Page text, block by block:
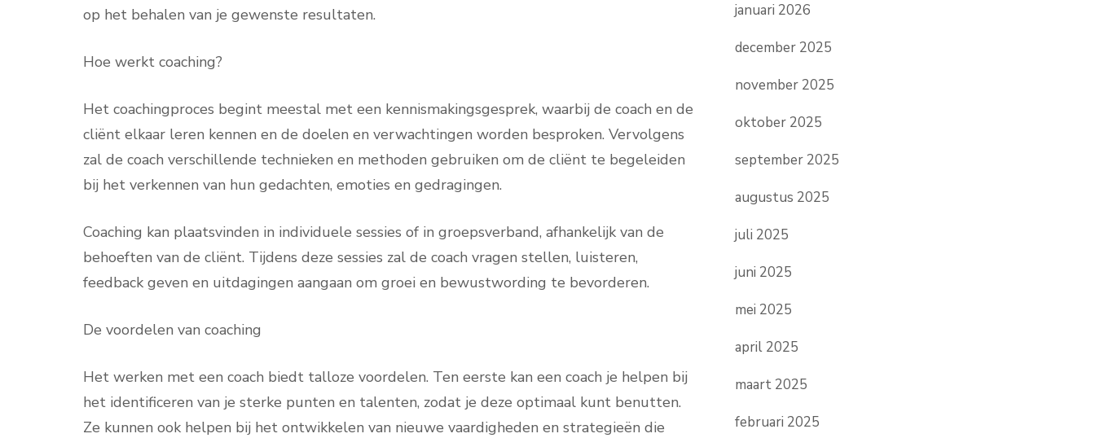
op het behalen van je gewenste resultaten.
Hoe werkt coaching?
Het coachingproces begint meestal met een kennismakingsgesprek, waarbij de coach en de
cliënt elkaar leren kennen en de doelen en verwachtingen worden besproken. Vervolgens
zal de coach verschillende technieken en methoden gebruiken om de cliënt te begeleiden
bij het verkennen van hun gedachten, emoties en gedragingen.
Coaching kan plaatsvinden in individuele sessies of in groepsverband, afhankelijk van de
behoeften van de cliënt. Tijdens deze sessies zal de coach vragen stellen, luisteren,
feedback geven en uitdagingen aangaan om groei en bewustwording te bevorderen.
De voordelen van coaching
Het werken met een coach biedt talloze voordelen. Ten eerste kan een coach je helpen bij
het identificeren van je sterke punten en talenten, zodat je deze optimaal kunt benutten.
Ze kunnen ook helpen bij het ontwikkelen van nieuwe vaardigheden en strategieën die
januari 2026
december 2025
november 2025
oktober 2025
september 2025
augustus 2025
juli 2025
juni 2025
mei 2025
april 2025
maart 2025
februari 2025